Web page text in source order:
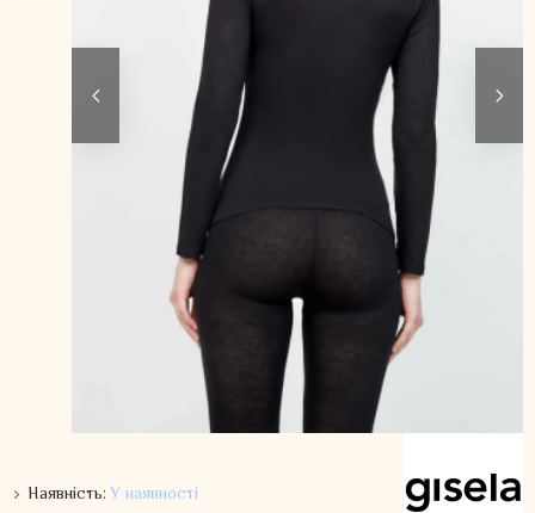
Наявність:У наявності